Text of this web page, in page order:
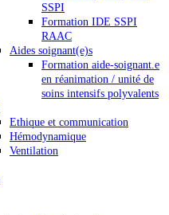
SSPI
Formation IDE SSPI
RAAC
Aides soignant(e)s
Formation aide-soignant.e
en réanimation / unité de
soins intensifs polyvalents
Ethique et communication
Hémodynamique
Ventilation